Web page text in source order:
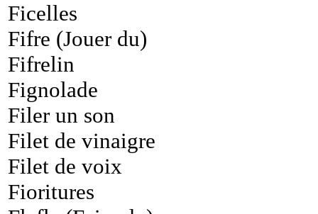
Ficelles
Fifre (Jouer du)
Fifrelin
Fignolade
Filer un son
Filet de vinaigre
Filet de voix
Fioritures